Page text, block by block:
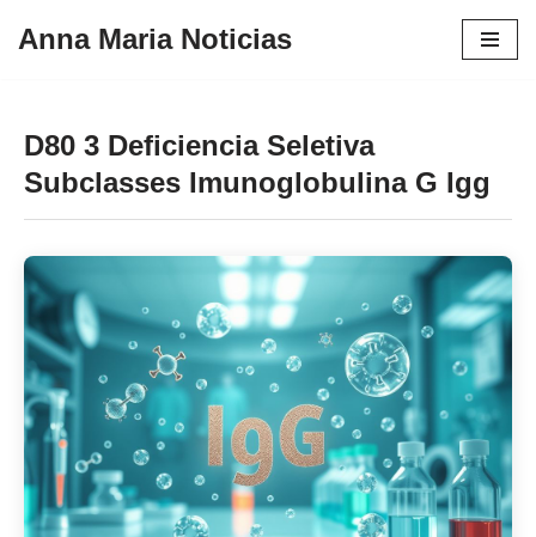
conteúdo
Anna Maria Noticias
D80 3 Deficiencia Seletiva
Subclasses Imunoglobulina G Igg